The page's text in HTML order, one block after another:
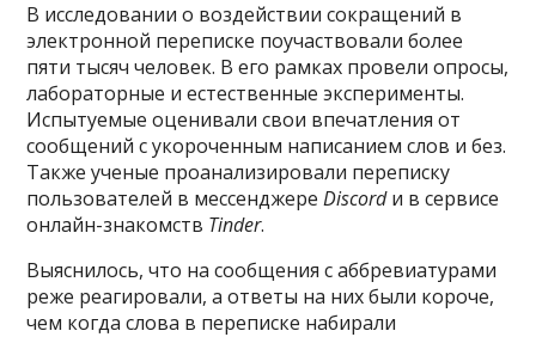
В исследовании о воздействии сокращений в
электронной переписке поучаствовали более
пяти тысяч человек. В его рамках провели опросы,
лабораторные и естественные эксперименты.
Испытуемые оценивали свои впечатления от
сообщений с укороченным написанием слов и без.
Также ученые проанализировали переписку
пользователей в мессенджереDiscordи в сервисе
онлайн-знакомств Tinder.
Выяснилось, что на сообщения с аббревиатурами
реже реагировали, а ответы на них были короче,
чем когда слова в переписке набирали